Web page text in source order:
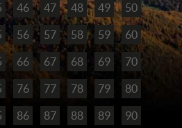
46 47 48 49 50
56 57 58 59 60
66 67 68 69 70
76 77 78 79 80
86 87 88 89 90